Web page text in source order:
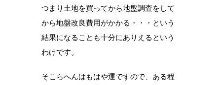
つまり土地を買ってから地盤調査をして
から地盤改良費用がかかる・・・という
結果になることも十分にありえるという
わけです。
そこらへんはもはや運ですので、ある程